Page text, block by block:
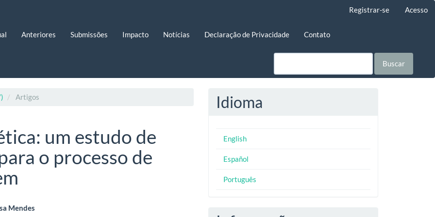
Registrar-se Acesso
Anteriores Submissões Impacto Notícias Declaração de Privacidade Contato
Buscar
Artigos
um estudo de
o processo de
Mendes
Idioma
English
Español
Português